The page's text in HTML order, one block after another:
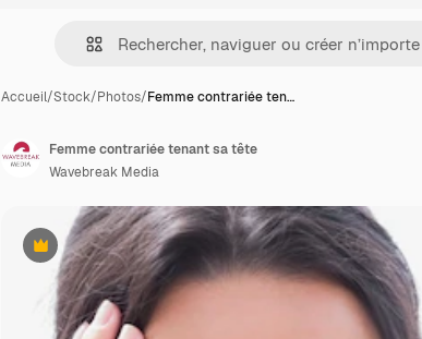
Accueil/Stock/Photos/Femme contrariée ten…
Premium
Femme contrariée tenant sa tête
Wavebreak Media